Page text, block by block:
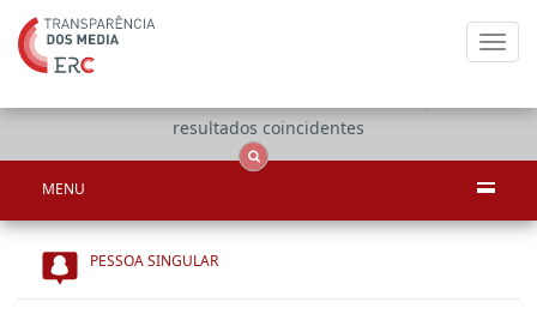
resultados coincidentes
MENU
PESSOA SINGULAR